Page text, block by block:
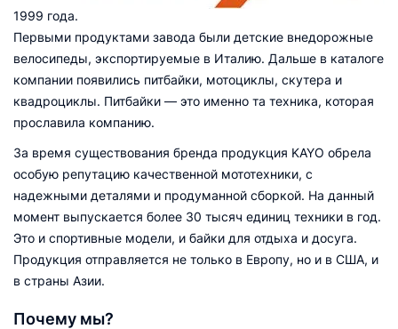
1999 года.
Первыми продуктами завода были детские внедорожные
велосипеды, экспортируемые в Италию. Дальше в каталоге
компании появились питбайки, мотоциклы, скутера и
квадроциклы. Питбайки — это именно та техника, которая
прославила компанию.
За время существования бренда продукция KAYO обрела
особую репутацию качественной мототехники, с
надежными деталями и продуманной сборкой. На данный
момент выпускается более 30 тысяч единиц техники в год.
Это и спортивные модели, и байки для отдыха и досуга.
Продукция отправляется не только в Европу, но и в США, и
в страны Азии.
Почему мы?